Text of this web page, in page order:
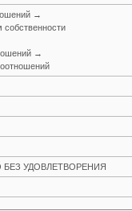
→
→
БЕЗ УДОВЛЕТВОРЕНИЯ